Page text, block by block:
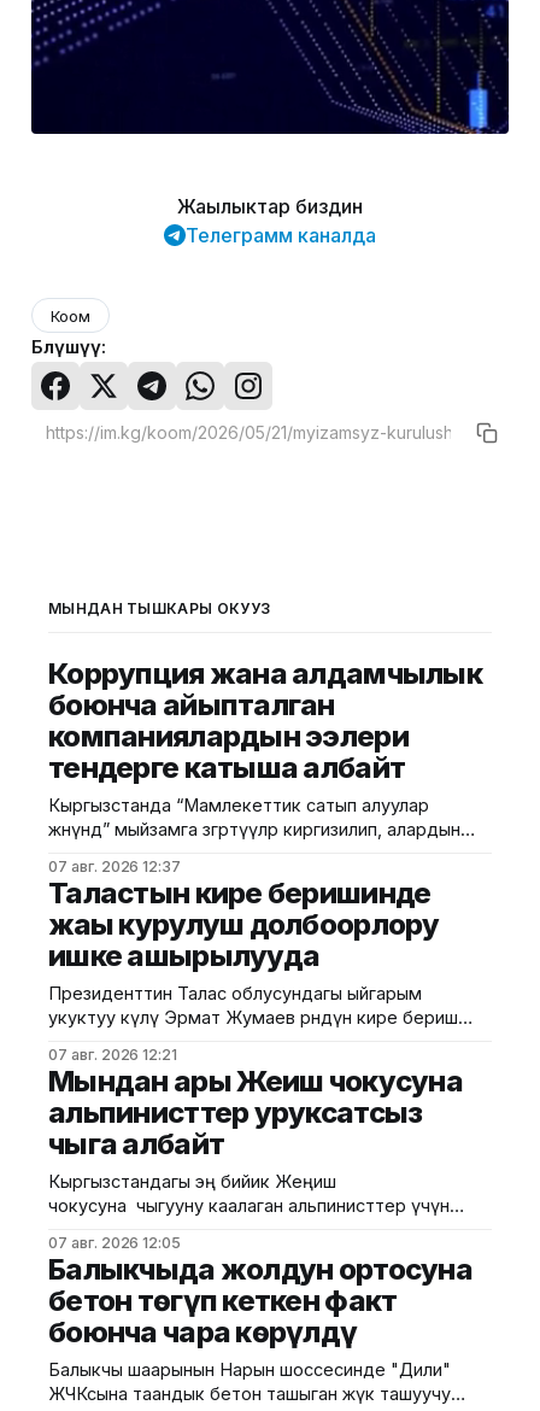
Жаңылыктар биздин
Телеграмм каналда
Коом
Бөлүшүү:
МЫНДАН ТЫШКАРЫ ОКУҢУЗ
Коррупция жана алдамчылык
боюнча айыпталган
компаниялардын ээлери
тендерге катыша албайт
Кыргызстанда “Мамлекеттик сатып алуулар
жөнүндө” мыйзамга өзгөртүүлөр киргизилип, алардын
күчүнө кирет. Жаңы эрежелерге ылайык,
мамлекеттик сатып алуулардын ыкмасы үчөө гана
болот: ачык тендер, баа сунуштарын суроо жана
бир булактан сатып алуу. Мыйзам коррупцияга
каршы талаптарды да күчөтөт. Коррупция жана
алдамчылык үчүн соттолгон компаниялар
07 авг. 2026 12:37
Таластын кире беришинде
жаңы курулуш долбоорлору
ишке ашырылууда
Президенттин Талас облусундагы ыйгарым
укуктуу өкүлү Эрмат Жумаев өрөөндүн кире бериш
менен таанышты. Бул тууралуу аймактык
өкүлчүлүктөн билдиришти. Маалыматка ылайык, ал
туристтер жана меймандар үчүн курулуп жаткан
"рест-поинттин" курулушу, арканы жаңылоо жана
чыкты. Жаңы курулуп жаткан эс
07 авг. 2026 12:21
Мындан ары Жеңиш чокусуна
альпинисттер уруксатсыз
чыга албайт
Кыргызстандагы эң бийик Жеңиш
чокусуна чыгууну каалаган альпинисттер үчүн
тууралуу Туризмди өнүктүрүү боюнча мамлекеттик
агенттик билдирди. Жаңы тартипке ылайык, эми ар
бир альпинист чокуга чыгуудан мурда расмий
уруксат алышы керек. Алгач мындай уруксаттар
жогорку даярдыктагы 20га жакын альпинистке
берилери пландалууда. Бул чечим 2025-жылы
Жеңиш
07 авг. 2026 12:05
Балыкчыда жолдун ортосуна
бетон төгүп кеткен факт
боюнча чара көрүлдү
Балыкчы шаарынын Нарын шоссесинде "Дили"
ЖЧКсына таандык бетон ташыган жүк ташуучу